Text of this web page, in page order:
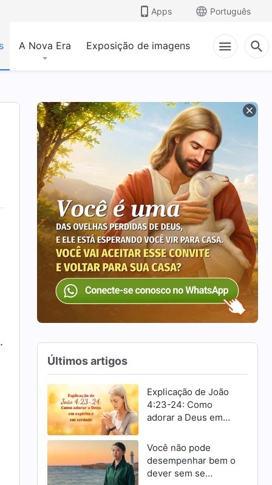
Apps Português
A Nova Era Exposição de imagens
Últimos artigos
Explicação de João
4:23-24: Como
adorar a Deus em
verdade
Você não pode
desempenhar bem o
dever sem se